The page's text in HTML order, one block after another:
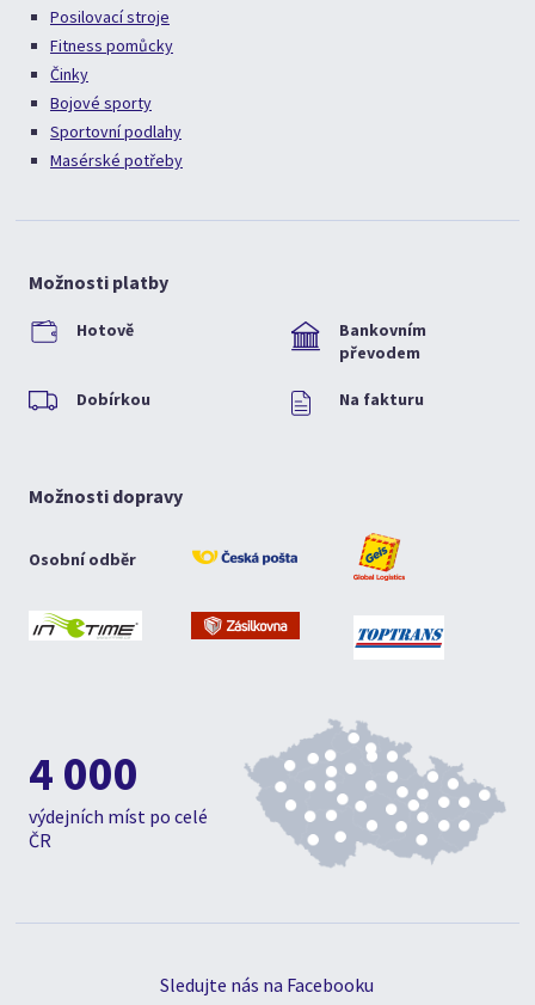
Posilovací stroje
Fitness pomůcky
Činky
Bojové sporty
Sportovní podlahy
Masérské potřeby
Možnosti platby
Hotově
Bankovním
převodem
Dobírkou Na fakturu
Možnosti dopravy
Osobní odběr
4 000
výdejních míst po celé
ČR
Sledujte nás na Facebooku